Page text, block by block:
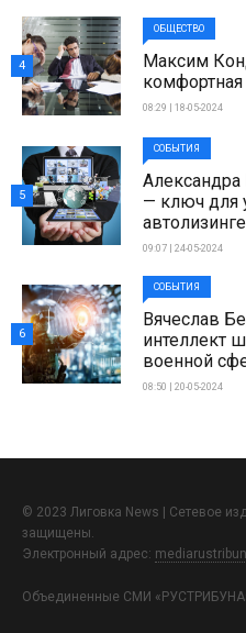
ОБЩЕСТВО
Максим
комфортная
08:29 | 18-05-2024
4
СОБЫТИЯ
— ключ для
автолизинге
09:07 | 24-05-2024
5
СОБЫТИЯ
Вячеслав
интеллект
военной
08:50 | 20-05-2024
6
© 2023 Лиговка News | Сетевое
защищены.
Электронный адрес:
Объединенные СМИ